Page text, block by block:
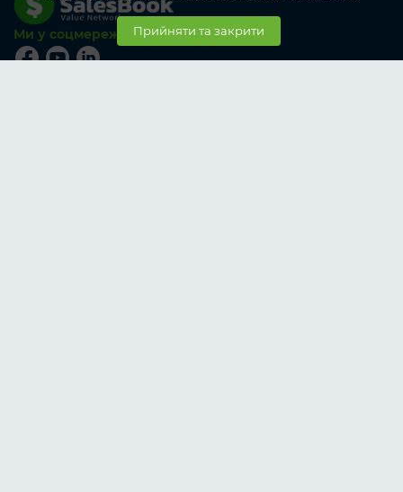
Ми у соцмережахПрийняти та закрити